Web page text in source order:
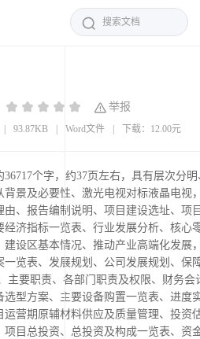
举报
93.87KB Word文件 下载：12.00元
个字，约37页左右，具有层次分
景及必要性、激光电视对标液晶电视
、报告编制说明、项目建设选址、项
济指标一览表、行业发展分析、核心
设区基本情况、推动产业高端化发展
览表、发展规划、公司发展规划、保
要职责、各部门职责及权限、财务
型方案、主要设备购置一览表、进度
营期原辅材料供应及质量管理、投资
目总投资、总投资及构成一览表、资